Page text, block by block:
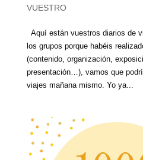
VUESTRO
Aquí están vuestros diarios de
los grupos porque habéis
(contenido, organización,
presentación…), vamos que
viajes mañana mismo. Yo ya...